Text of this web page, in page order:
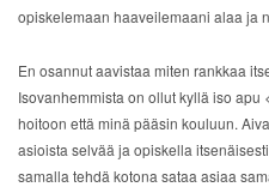
opiskelemaan haaveilemaani alaa ja
En osannut aavistaa miten rankkaa
Isovanhemmista on ollut kyllä iso
hoitoon että minä pääsin kouluun.
asioista selvää ja opiskella
samalla tehdä kotona sataa asiaa